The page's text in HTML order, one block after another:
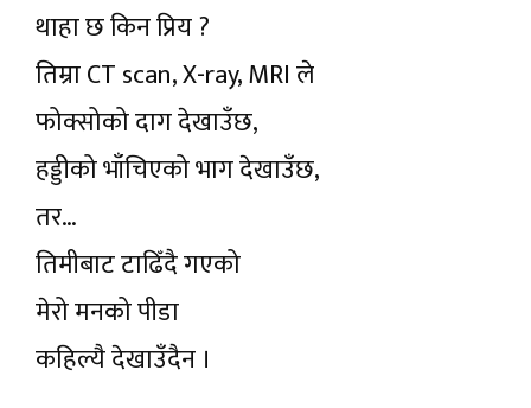
थाहा छ किन प्रिय ?
तिम्रा CT scan, X-ray, MRI ले
फोक्सोको दाग देखाउँछ,
हड्डीको भाँचिएको भाग देखाउँछ,
तर…
तिमीबाट टाढिँदै गएको
मेरो मनको पीडा
कहिल्यै देखाउँदैन ।